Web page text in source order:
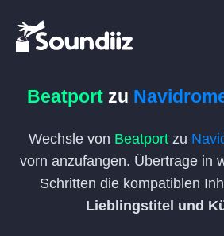
Beatport zu
Wechsle von Beatport zu
vorn anzufangen. Übertrage in
Schritten die kompatiblen
Lieblingstitel und